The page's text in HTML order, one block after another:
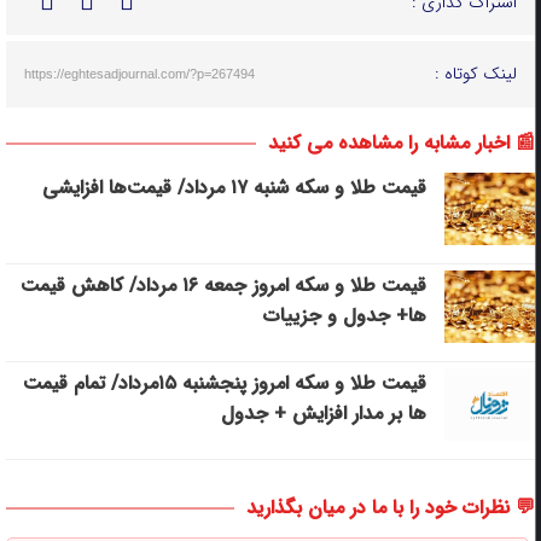
لینک کوتاه : https://eghtesadjournal.com/?p=267494
📰 اخبار مشابه را مشاهده می کنید
قیمت طلا و سکه شنبه ۱۷ مرداد/ قیمت‌ها افزایشی
قیمت طلا و سکه امروز جمعه ۱۶ مرداد/ کاهش قیمت
ها+ جدول و جزییات
قیمت طلا و سکه امروز پنجشنبه ۱۵مرداد/ تمام قیمت
ها بر مدار افزایش + جدول
💬 نظرات خود را با ما در میان بگذارید